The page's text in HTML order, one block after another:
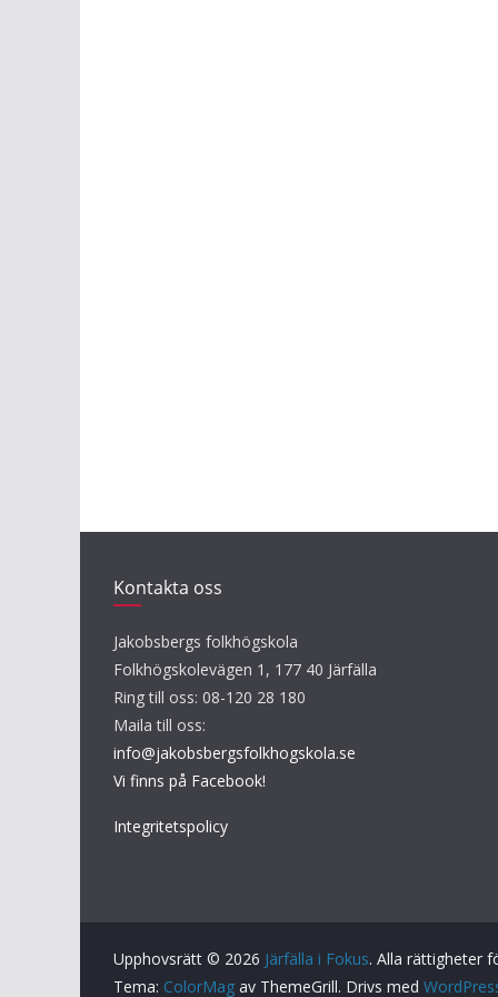
Kontakta oss
Jakobsbergs folkhögskola
Folkhögskolevägen 1, 177 40 Järfälla
Ring till oss: 08-120 28 180
Maila till oss:
info@jakobsbergsfolkhogskola.se
Vi finns på Facebook!
Integritetspolicy
Upphovsrätt © 2026 Järfälla i Fokus. Alla rättigheter
Tema: ColorMag av ThemeGrill. Drivs med